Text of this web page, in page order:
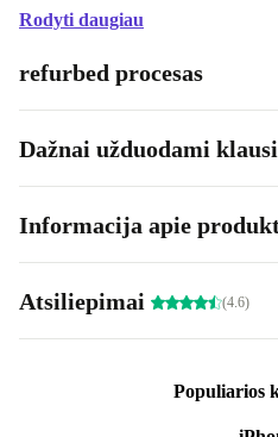
Rodyti daugiau
refurbed procesas
Dažnai užduodami
Informacija apie
Atsiliepimai (4.6)
Populiarios